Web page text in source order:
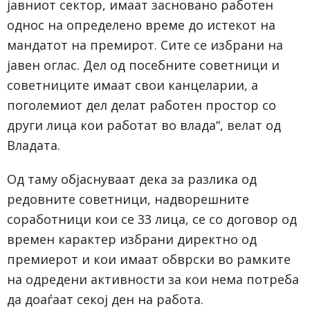
јавниот сектор, имаат засновано работен
однос на определено време до истекот на
мандатот на премирот. Сите се избрани на
јавен оглас. Дел од посебните советници и
советниците имаат свои канцеларии, а
поголемиот дел делат работен простор со
други лица кои работат во влада“, велат од
Владата.
Од таму објаснуваат дека за разлика од
редовните советници, надворешните
соработници кои се 33 лица, се со договор од
времен карактер избрани директно од
премиерот и кои имаат обврски во рамките
на одредени активности за кои нема потреба
да доаѓаат секој ден на работа.